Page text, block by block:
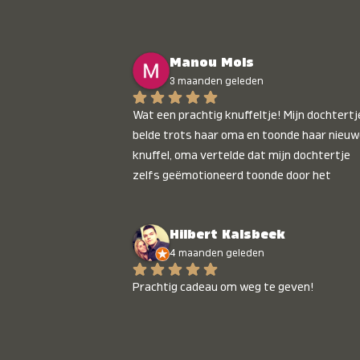
Manou Mols
3 maanden geleden
Wat een prachtig knuffeltje! Mijn
belde trots haar oma en toonde haar
knuffel, oma vertelde dat mijn dochtertje
zelfs geëmotioneerd toonde door het
Hilbert Kalsbeek
4 maanden geleden
Prachtig cadeau om weg te geven!